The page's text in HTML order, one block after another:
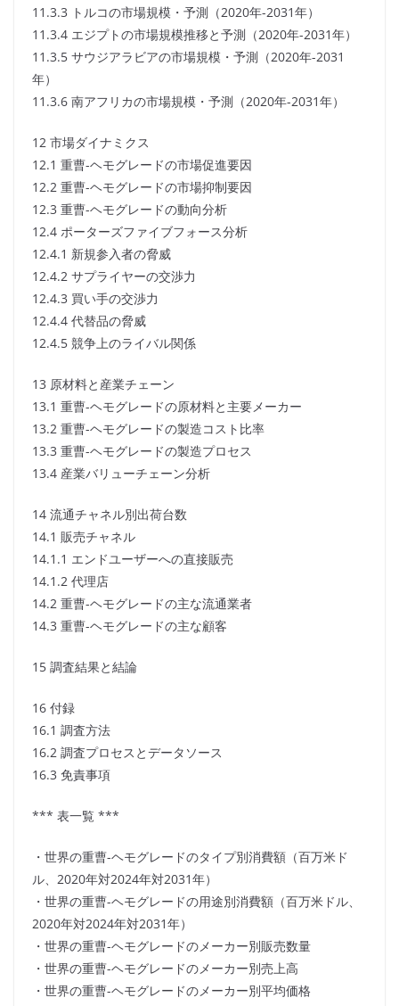
11.3.3 トルコの市場規模・予測（2020年-2031年）
11.3.4 エジプトの市場規模推移と予測（2020年-2031年）
11.3.5 サウジアラビアの市場規模・予測（2020年-2031
年）
11.3.6 南アフリカの市場規模・予測（2020年-2031年）
12 市場ダイナミクス
12.1 重曹-ヘモグレードの市場促進要因
12.2 重曹-ヘモグレードの市場抑制要因
12.3 重曹-ヘモグレードの動向分析
12.4 ポーターズファイブフォース分析
12.4.1 新規参入者の脅威
12.4.2 サプライヤーの交渉力
12.4.3 買い手の交渉力
12.4.4 代替品の脅威
12.4.5 競争上のライバル関係
13 原材料と産業チェーン
13.1 重曹-ヘモグレードの原材料と主要メーカー
13.2 重曹-ヘモグレードの製造コスト比率
13.3 重曹-ヘモグレードの製造プロセス
13.4 産業バリューチェーン分析
14 流通チャネル別出荷台数
14.1 販売チャネル
14.1.1 エンドユーザーへの直接販売
14.1.2 代理店
14.2 重曹-ヘモグレードの主な流通業者
14.3 重曹-ヘモグレードの主な顧客
15 調査結果と結論
16 付録
16.1 調査方法
16.2 調査プロセスとデータソース
16.3 免責事項
*** 表一覧 ***
・世界の重曹-ヘモグレードのタイプ別消費額（百万米ド
ル、2020年対2024年対2031年）
・世界の重曹-ヘモグレードの用途別消費額（百万米ドル、
2020年対2024年対2031年）
・世界の重曹-ヘモグレードのメーカー別販売数量
・世界の重曹-ヘモグレードのメーカー別売上高
・世界の重曹-ヘモグレードのメーカー別平均価格